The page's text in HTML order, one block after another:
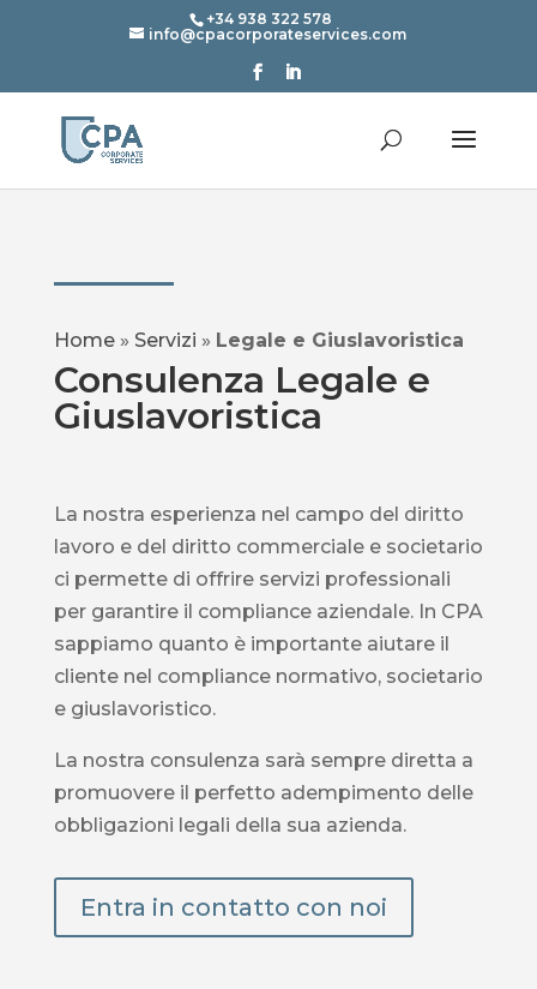
+34 938 322 578
info@cpacorporateservices.com
Home» Servizi » Legale e Giuslavoristica
Consulenza Legale e
Giuslavoristica
La nostra esperienza nel campo del diritto
lavoro e del diritto commerciale e societario
ci permette di offrire servizi professionali
per garantire il compliance aziendale. In CPA
sappiamo quanto è importante aiutare il
cliente nel compliance normativo, societario
e giuslavoristico.
La nostra consulenza sarà sempre diretta a
promuovere il perfetto adempimento delle
obbligazioni legali della sua azienda.
Entra in contatto con noi